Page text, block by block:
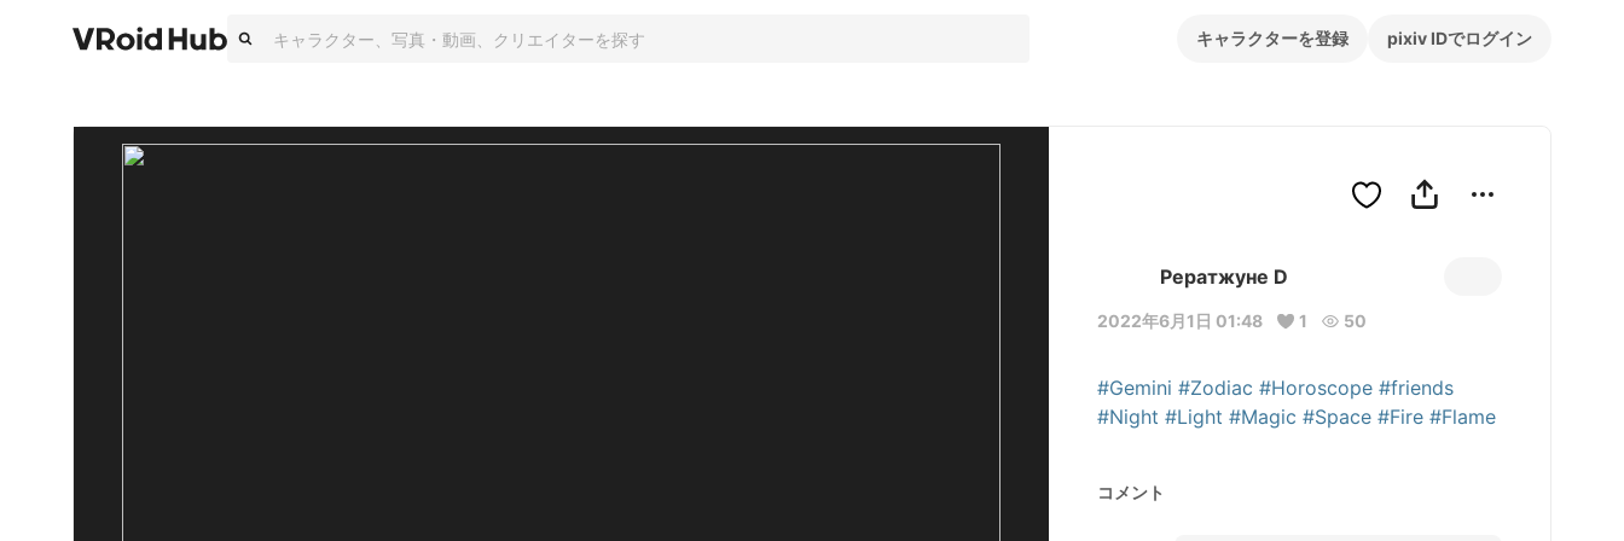
キャラクターを登録 pixiv IDでログイン
Рератжуне D
2022年6月1日 01:48 1 50
#Gemini #Zodiac #Horoscope #friends
#Night #Light #Magic #Space #Fire #Flame
コメント